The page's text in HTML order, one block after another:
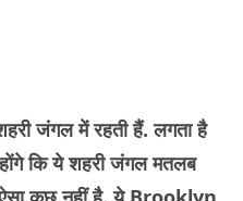
जंगल में रहती हैं. लगता है
कि ये शहरी जंगल मतलब